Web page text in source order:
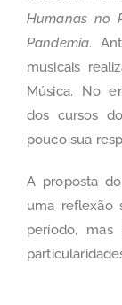
Humanas no
Pandemia.
musicais
Música. No
dos cursos
pouco sua
A proposta
uma reflexão
período,